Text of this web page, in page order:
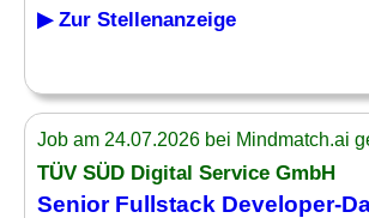
▶ Zur Stellenanzeige
Job am 24.07.2026 bei Mindmatch.ai
TÜV SÜD Digital Service GmbH
Senior Fullstack Developer-